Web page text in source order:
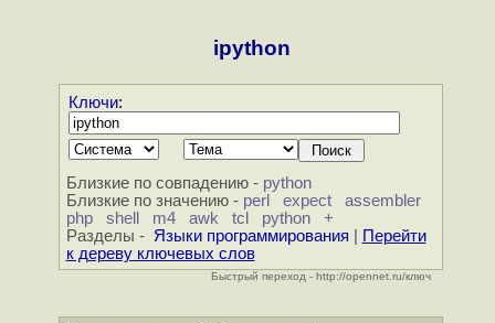
ipython
Ключи:
Близкие по совпадению - python
Близкие по значению - perl expect
assembler
php
shell m4 awk tcl python
+
Разделы - Языки программирования
Перейти
к дереву ключевых слов
Быстрый переход - http://opennet.ru/ключ